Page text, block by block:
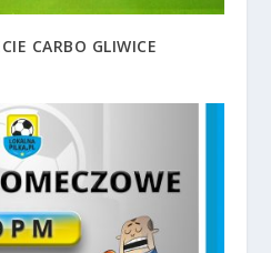
CARBO GLIWICE